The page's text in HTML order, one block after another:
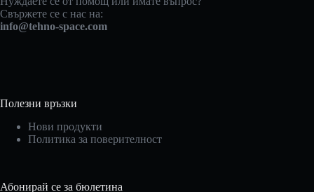
Свържете се с нас на:
info@tehno-space.com
Полезни връзки
Нови продукти
Политика за поверителност
Абонирай се за бюлетина